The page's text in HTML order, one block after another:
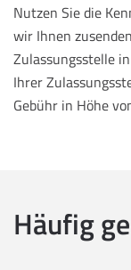
Nutzen Sie die
wir Ihnen
Zulassungsstelle
Ihrer
Gebühr in Höhe
Häufig